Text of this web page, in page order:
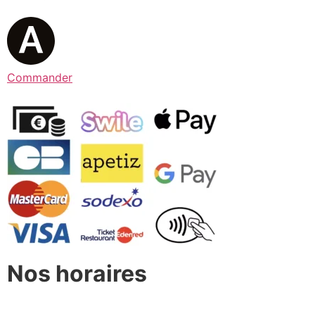
Commander
Nos horaires